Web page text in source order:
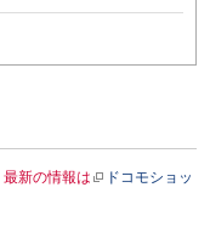
新の情報は
ドコモショッ